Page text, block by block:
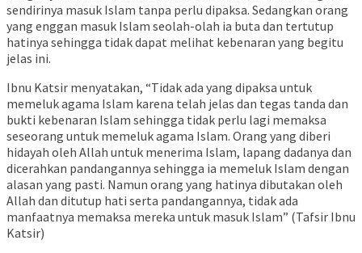
sendirinya masuk Islam tanpa perlu dipaksa. Sedangkan orang
yang enggan masuk Islam seolah-olah ia buta dan tertutup
hatinya sehingga tidak dapat melihat kebenaran yang begitu
jelas ini.
Ibnu Katsir menyatakan, “Tidak ada yang dipaksa untuk
memeluk agama Islam karena telah jelas dan tegas tanda dan
bukti kebenaran Islam sehingga tidak perlu lagi memaksa
seseorang untuk memeluk agama Islam. Orang yang diberi
hidayah oleh Allah untuk menerima Islam, lapang dadanya dan
dicerahkan pandangannya sehingga ia memeluk Islam dengan
alasan yang pasti. Namun orang yang hatinya dibutakan oleh
Allah dan ditutup hati serta pandangannya, tidak ada
manfaatnya memaksa mereka untuk masuk Islam” (Tafsir Ibnu
Katsir)